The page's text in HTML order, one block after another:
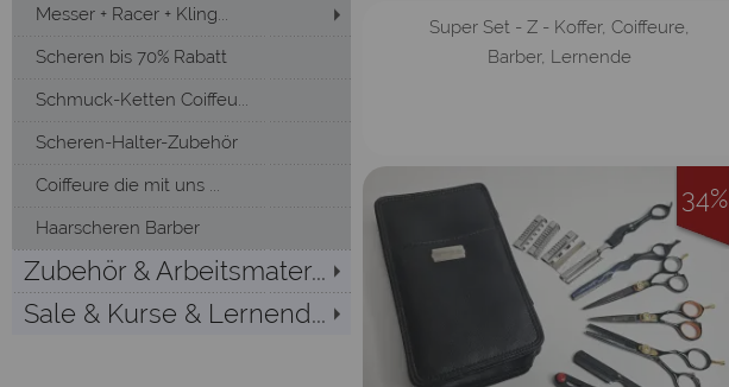
Messer + Racer + Kling...
Scheren bis 70% Rabatt
Schmuck-Ketten Coiffeu...
Scheren-Halter-Zubehör
Coiffeure die mit uns ...
Haarscheren Barber
Zubehör & Arbeitsmater...
Sale & Kurse & Lernend...
Super Set - Z - Koffer, Coiffeure,
Barber, Lernende
34%